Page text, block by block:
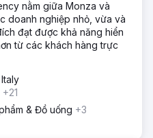
nằm giữa Monza và
doanh nghiệp nhỏ, vừa và
đạt được khả năng hiển
từ các khách hàng trực
+21
& Đồ uống +3